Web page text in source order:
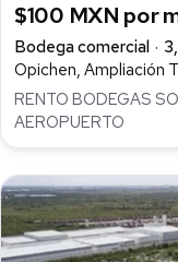
$100 MXN por
Bodega comercial
Opichen, Ampliación
RENTO BODEGAS
AEROPUERTO